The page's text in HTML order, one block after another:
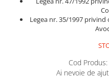
Cărți
Legea nr. 35/1997
Cod Produs:
Ai nevoie de